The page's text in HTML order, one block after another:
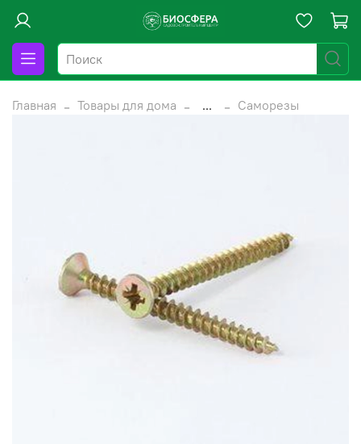
Главная Товары для дома ... Саморезы